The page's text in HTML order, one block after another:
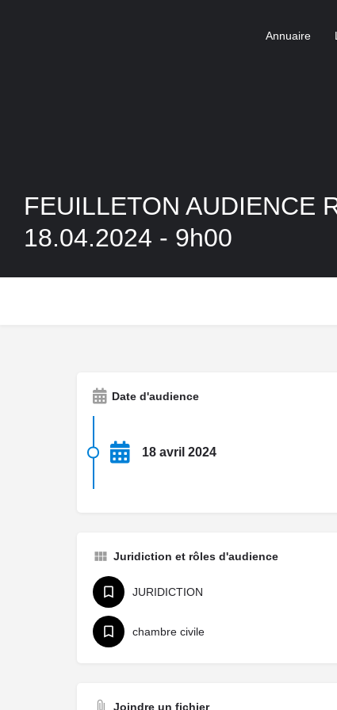
Annuaire
FEUILLETON AUDIENCE
18.04.2024 - 9h00
Date d'audience
18 avril 2024
Juridiction et rôles d'audience
JURIDICTION
chambre civile
Joindre un fichier